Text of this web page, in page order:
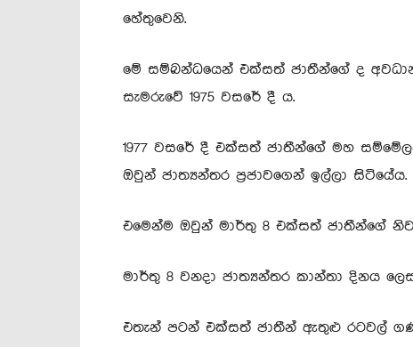
හේතුවෙනි.
මේ සම්බන්ධයෙන් එක්සත් ජාතීන්ගේ ද
සැමරුවේ 1975 වසරේ දී ය.
1977 වසරේ දී එක්සත් ජාතීන්ගේ මහ
ඔවුන් ජාත්‍යන්තර ප්‍රජාවගෙන් ඉල්ලා සිටියේය.
එමෙන්ම ඔවුන් මාර්තු 8 එක්සත් ජාතීන්ගේ
මාර්තු 8 වනදා ජාත්‍යන්තර කාන්තා දිනය
එතැන් පටන් එක්සත් ජාතීන් ඇතුළු රටවල්